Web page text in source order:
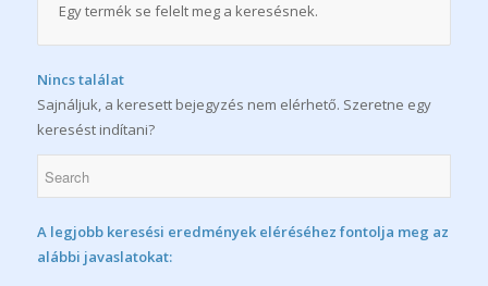
Egy termék se felelt meg a keresésnek.
Nincs találat
Sajnáljuk, a keresett bejegyzés nem elérhető. Szeretne egy
keresést indítani?
A legjobb keresési eredmények eléréséhez fontolja meg az
alábbi javaslatokat: